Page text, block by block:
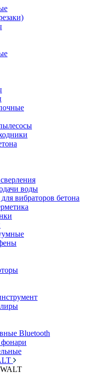
воды
вибраторов бетона
Bluetooth